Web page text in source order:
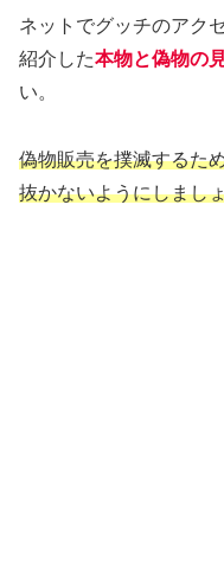
ネットでグッチのアク
紹介した本物と偽物の
い。
偽物販売を撲滅するた
抜かないようにしまし